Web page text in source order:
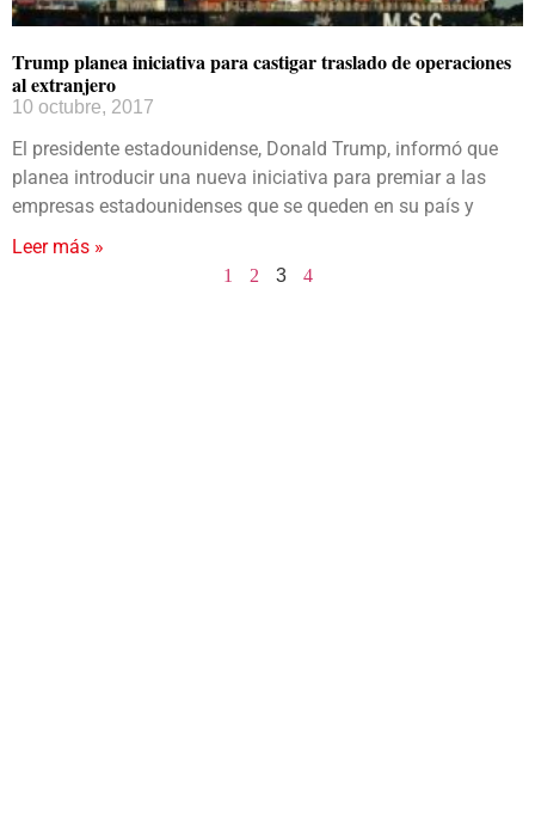
Trump planea iniciativa para castigar traslado de operaciones
al extranjero
10 octubre, 2017
El presidente estadounidense, Donald Trump, informó que
planea introducir una nueva iniciativa para premiar a las
empresas estadounidenses que se queden en su país y
Leer más »
1 2 3 4